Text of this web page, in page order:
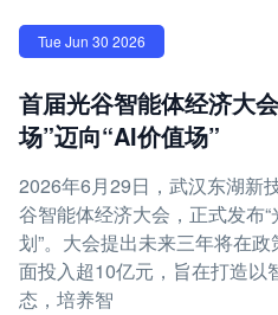
Tue Jun 30 2026
首届光谷智能体经济大
场”迈向“AI价值场”
2026年6月29日，武汉东湖新
谷智能体经济大会，正式发布
划”。大会提出未来三年将在
面投入超10亿元，旨在打造以
态，培养智